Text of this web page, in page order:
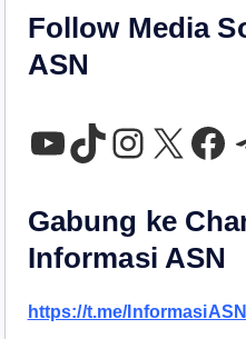
Follow Media
ASN
YouTube TikTok Instagram X Facebook
Gabung ke
Informasi ASN
https://t.me/InformasiASN